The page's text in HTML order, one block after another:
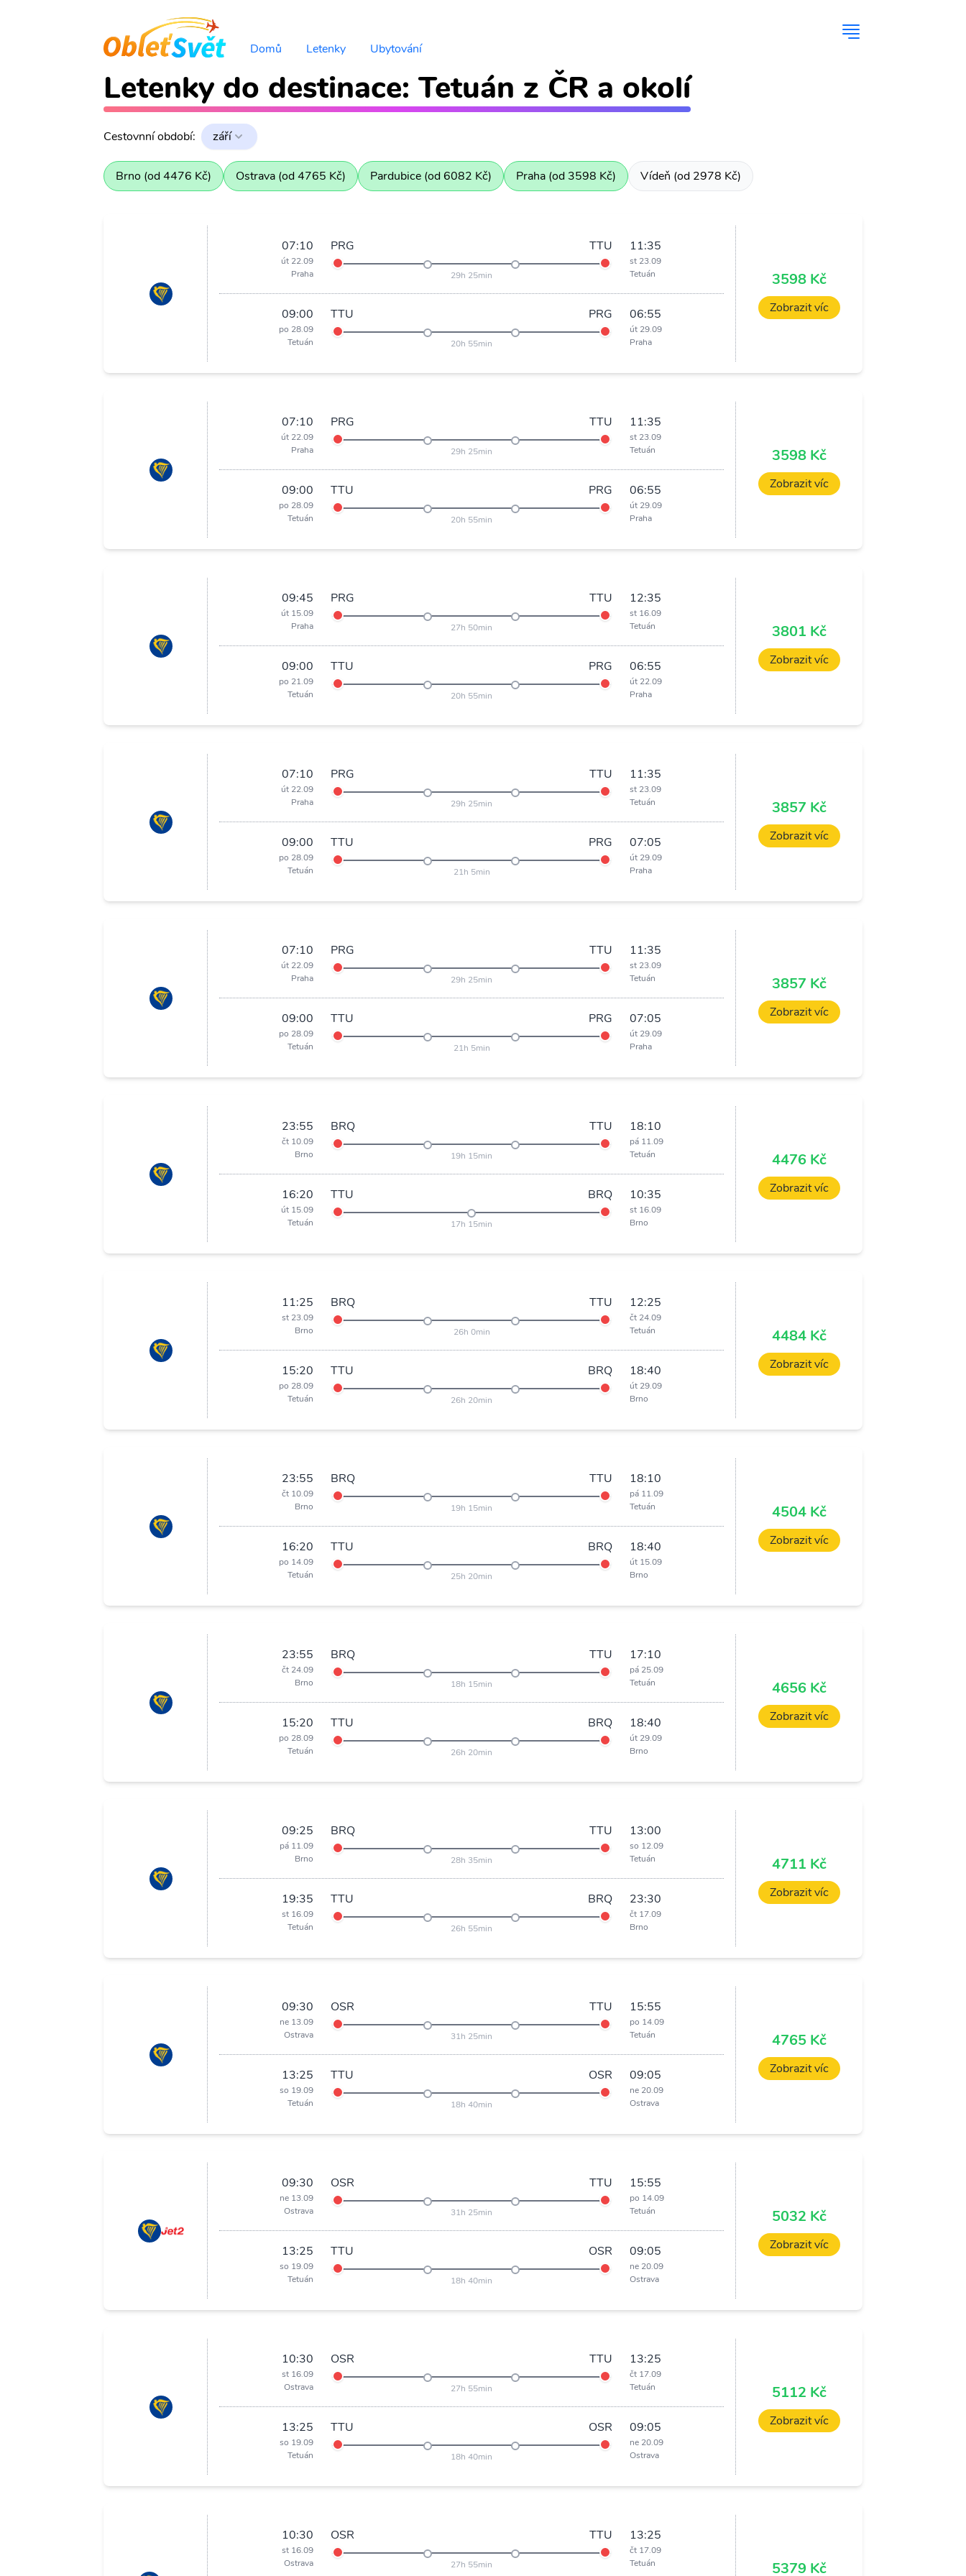
Domů Letenky Ubytování
Letenky do destinace: Tetuán z ČR a okolí
Cestovnní období: září
Brno (od 4476 Kč) Ostrava (od 4765 Kč) Pardubice (od 6082 Kč) Praha (od 3598 Kč) Vídeň (od 2978 Kč)
07:10
út 22.09
Praha
PRG TTU
29h 25min
11:35
st 23.09
Tetuán
09:00
po 28.09
Tetuán
TTU PRG
20h 55min
06:55
út 29.09
Praha
3598 Kč
Zobrazit víc
07:10
út 22.09
Praha
PRG TTU
29h 25min
11:35
st 23.09
Tetuán
09:00
po 28.09
Tetuán
TTU PRG
20h 55min
06:55
út 29.09
Praha
3598 Kč
Zobrazit víc
09:45
út 15.09
Praha
PRG TTU
27h 50min
12:35
st 16.09
Tetuán
09:00
po 21.09
Tetuán
TTU PRG
20h 55min
06:55
út 22.09
Praha
3801 Kč
Zobrazit víc
07:10
út 22.09
Praha
PRG TTU
29h 25min
11:35
st 23.09
Tetuán
09:00
po 28.09
Tetuán
TTU PRG
21h 5min
07:05
út 29.09
Praha
3857 Kč
Zobrazit víc
07:10
út 22.09
Praha
PRG TTU
29h 25min
11:35
st 23.09
Tetuán
09:00
po 28.09
Tetuán
TTU PRG
21h 5min
07:05
út 29.09
Praha
3857 Kč
Zobrazit víc
23:55
čt 10.09
Brno
BRQ TTU
19h 15min
18:10
pá 11.09
Tetuán
16:20
út 15.09
Tetuán
TTU BRQ
17h 15min
10:35
st 16.09
Brno
4476 Kč
Zobrazit víc
11:25
st 23.09
Brno
BRQ TTU
26h 0min
12:25
čt 24.09
Tetuán
15:20
po 28.09
Tetuán
TTU BRQ
26h 20min
18:40
út 29.09
Brno
4484 Kč
Zobrazit víc
23:55
čt 10.09
Brno
BRQ TTU
19h 15min
18:10
pá 11.09
Tetuán
16:20
po 14.09
Tetuán
TTU BRQ
25h 20min
18:40
út 15.09
Brno
4504 Kč
Zobrazit víc
23:55
čt 24.09
Brno
BRQ TTU
18h 15min
17:10
pá 25.09
Tetuán
15:20
po 28.09
Tetuán
TTU BRQ
26h 20min
18:40
út 29.09
Brno
4656 Kč
Zobrazit víc
09:25
pá 11.09
Brno
BRQ TTU
28h 35min
13:00
so 12.09
Tetuán
19:35
st 16.09
Tetuán
TTU BRQ
26h 55min
23:30
čt 17.09
Brno
4711 Kč
Zobrazit víc
09:30
ne 13.09
Ostrava
OSR TTU
31h 25min
15:55
po 14.09
Tetuán
13:25
so 19.09
Tetuán
TTU OSR
18h 40min
09:05
ne 20.09
Ostrava
4765 Kč
Zobrazit víc
09:30
ne 13.09
Ostrava
OSR TTU
31h 25min
15:55
po 14.09
Tetuán
13:25
so 19.09
Tetuán
TTU OSR
18h 40min
09:05
ne 20.09
Ostrava
5032 Kč
Zobrazit víc
10:30
st 16.09
Ostrava
OSR TTU
27h 55min
13:25
čt 17.09
Tetuán
13:25
so 19.09
Tetuán
TTU OSR
18h 40min
09:05
ne 20.09
Ostrava
5112 Kč
Zobrazit víc
10:30
st 16.09
Ostrava
OSR TTU
27h 55min
13:25
čt 17.09
Tetuán
5379 Kč